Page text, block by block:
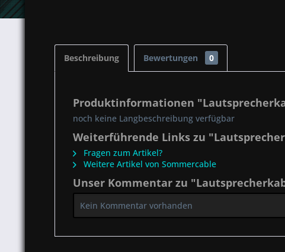
Beschreibung Bewertungen 0
Produktinformationen
noch keine Langbeschreibung verfügbar
Weiterführende Links zu
Fragen zum Artikel?
Weitere Artikel von Sommercable
Unser Kommentar zu
Kein Kommentar vorhanden